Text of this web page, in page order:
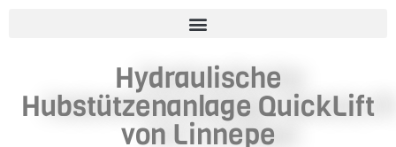
Hydraulische
Hubstützenanlage QuickLift
von Linnepe